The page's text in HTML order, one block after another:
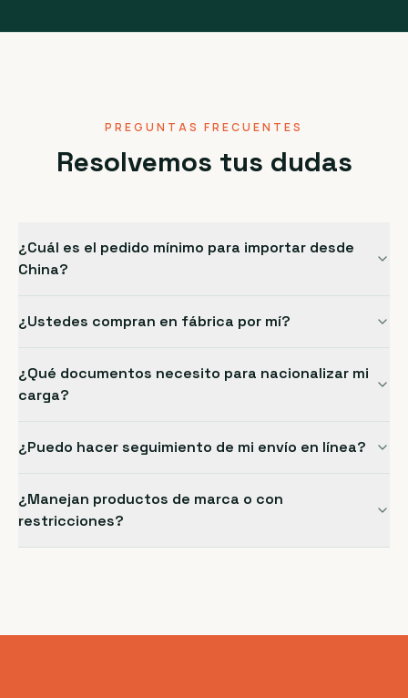
PREGUNTAS FRECUENTES
Resolvemos tus dudas
¿Cuál es el pedido mínimo para importar desde
China?
¿Ustedes compran en fábrica por mí?
¿Qué documentos necesito para nacionalizar mi
carga?
¿Puedo hacer seguimiento de mi envío en línea?
¿Manejan productos de marca o con
restricciones?